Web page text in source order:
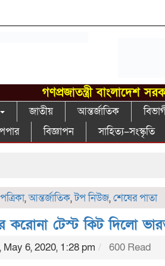
গণপ্রজাতন্ত্রী বাংলাদেশ
জাতীয় আন্তর্জাতিক
বিজ্ঞাপন সাহিত্য–সংস্কৃতি
,আন্তর্জাতিক,টপ নিউজ,শেষের পাতা
করোনা টেস্ট কিট দিলো
6, 2020, 1:28 pm 600 Read